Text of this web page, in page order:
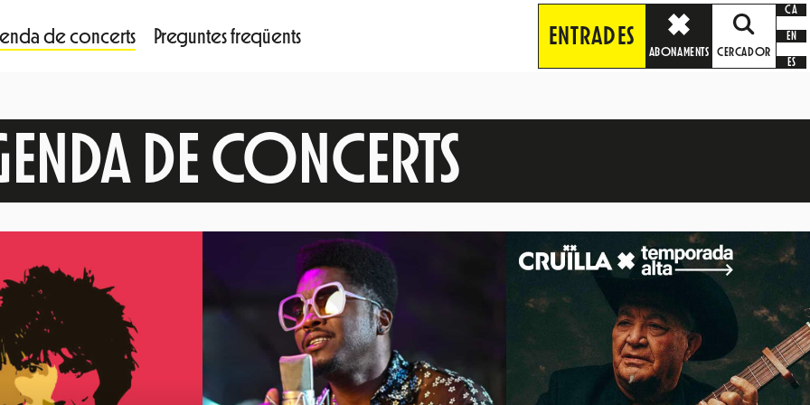
de concerts Preguntes freqüents ENTRADES
ABONAMENTS CERCADOR
CA
EN
ES
DE CONCERTS